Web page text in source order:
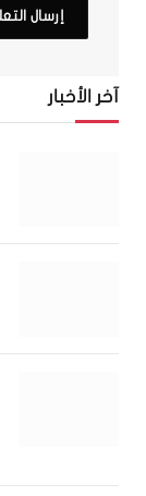
آخر الأخبار